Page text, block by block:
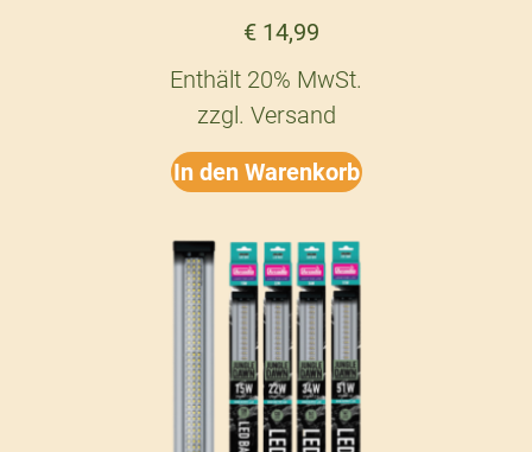
€14,99
Enthält 20% MwSt.
zzgl. Versand
In den Warenkorb